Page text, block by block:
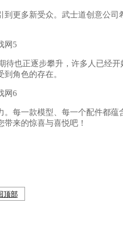
多新受众。武士道创意公司
正逐步攀升，许多人已经开
角色的存在。
一款模型、每一个配件都蕴
来的惊喜与喜悦吧！
顶部